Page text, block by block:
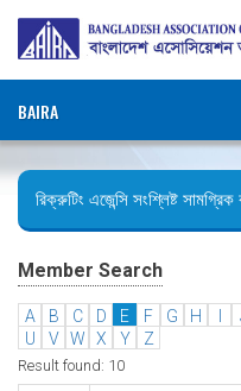
BAIRA
রিক্রুটিং এজেন্সি সংশ্লিষ্ট সামগ্রিক
Member Search
A B C D E F G H
U
V W X Y Z
Result found: 10